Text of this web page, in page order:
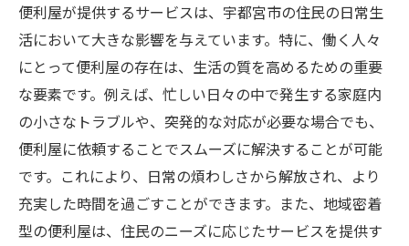
便利屋が提供するサービスは、宇都宮市の住民の日常生
活において大きな影響を与えています。特に、働く人々
にとって便利屋の存在は、生活の質を高めるための重要
な要素です。例えば、忙しい日々の中で発生する家庭内
の小さなトラブルや、突発的な対応が必要な場合でも、
便利屋に依頼することでスムーズに解決することが可能
です。これにより、日常の煩わしさから解放され、より
充実した時間を過ごすことができます。また、地域密着
型の便利屋は、住民のニーズに応じたサービスを提供す